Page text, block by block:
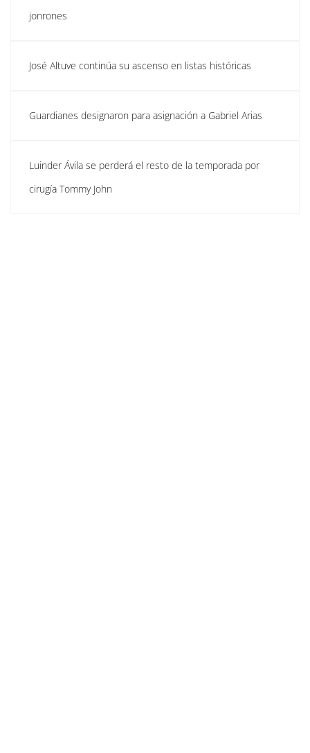
jonrones
José Altuve continúa su ascenso en listas históricas
Guardianes designaron para asignación a Gabriel Arias
Luinder Ávila se perderá el resto de la temporada por
cirugía Tommy John